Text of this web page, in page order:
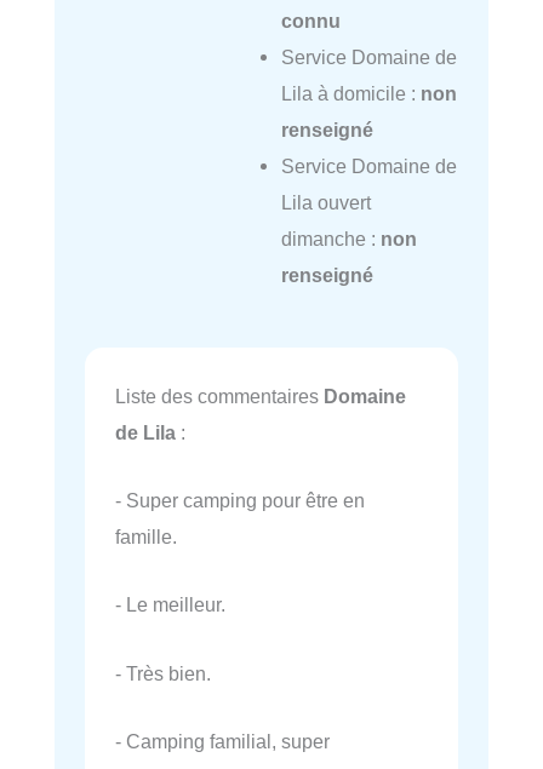
connu
Service Domaine de
Lila à domicile : non
renseigné
Service Domaine de
Lila ouvert
dimanche : non
renseigné
Liste des commentaires Domaine
de Lila :
- Super camping pour être en
famille.
- Le meilleur.
- Très bien.
- Camping familial, super